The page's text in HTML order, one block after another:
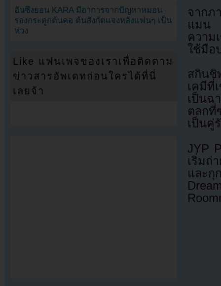
จากภ
แมน
ความ
ใช้มือ
สกินชิ
เคมีที่
เป็นฉ
ตลกที่
เป็นคู่
JYP
เริ่มถ่
และกุ
ฮันซึงยอน KARA มีอาการจากปัญหาหมอน
รองกระดูกต้นคอ ต้นสังกัดแจงหลังแฟนๆ เป็น
ห่วง
Like แฟนเพจของเราเพื่อติดตาม
ข่าวสารอัพเดทก่อนใครได้ที่นี่
เลยจ้า